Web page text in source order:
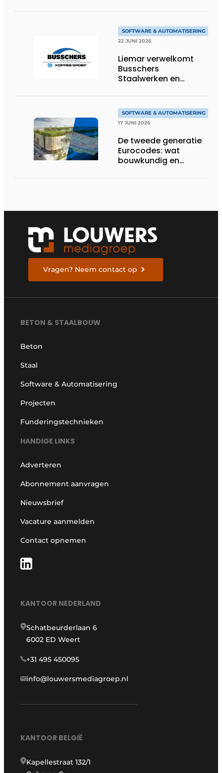
SOFTWARE & AUTOMATISERING
22 JUNI 2026
Liemar verwelkomt
Busschers
Staalwerken en
SOFTWARE & AUTOMATISERING
17 JUNI 2026
De tweede generatie
Eurocodes: wat
bouwkundig en
Vragen? Neem contact op
BETON & STAALBOUW
Beton
Staal
Software & Automatisering
Projecten
Funderingstechnieken
HANDIGE LINKS
Adverteren
Abonnement aanvragen
Nieuwsbrief
Vacature aanmelden
Contact opnemen
KANTOOR NEDERLAND
Schatbeurderlaan 6
6002 ED Weert
+31 495 450095
info@louwersmediagroep.nl
KANTOOR BELGIË
Kapellestraat 132/1